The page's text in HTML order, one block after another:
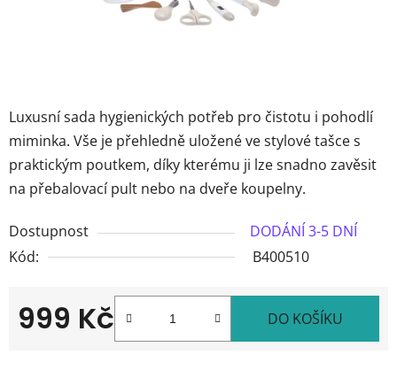
Luxusní sada hygienických potřeb pro čistotu i pohodlí
miminka. Vše je přehledně uložené ve stylové tašce s
praktickým poutkem, díky kterému ji lze snadno zavěsit
na přebalovací pult nebo na dveře koupelny.
Dostupnost
DODÁNÍ 3-5 DNÍ
Kód:
B400510
999 Kč DO KOŠÍKU